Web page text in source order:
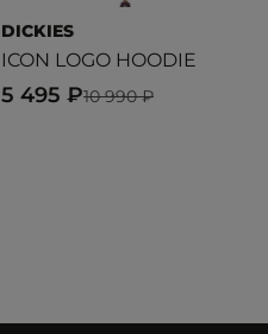
DICKIES
ICON LOGO HOODIE
10 990 ₽
5 495 ₽